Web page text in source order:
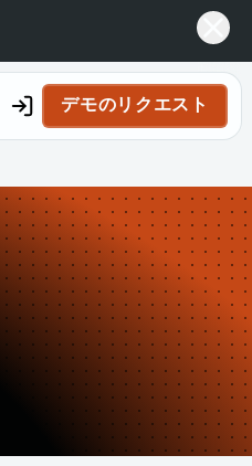
デモのリクエスト